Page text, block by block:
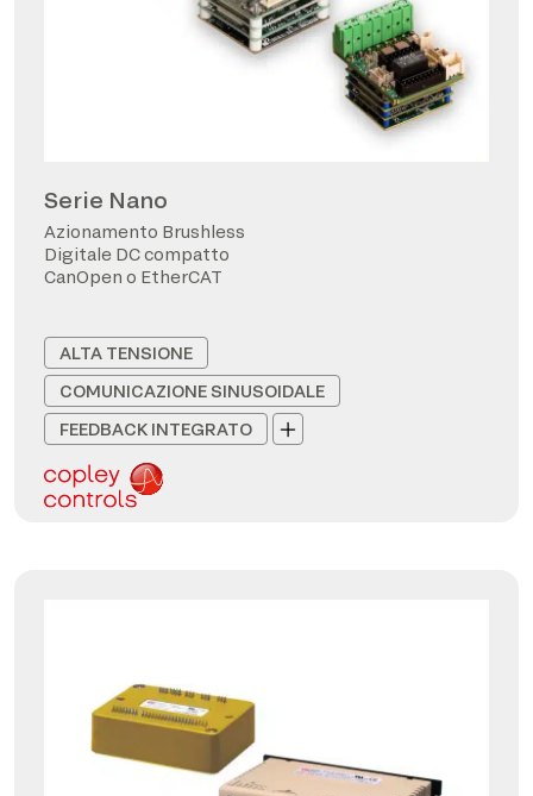
Serie Nano
Azionamento Brushless
Digitale DC compatto
CanOpen o EtherCAT
ALTA TENSIONE
COMUNICAZIONE SINUSOIDALE
FEEDBACK INTEGRATO